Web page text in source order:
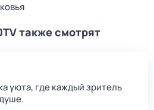
также смотрят
уюта, где каждый зритель